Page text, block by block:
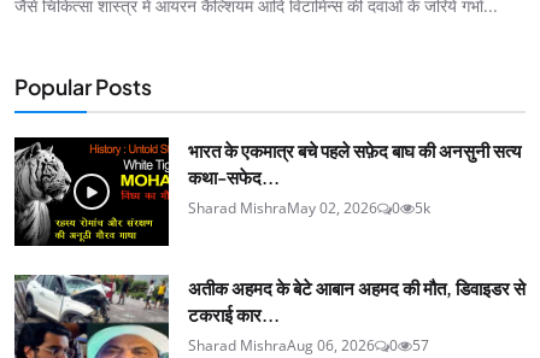
जैसे चिकित्सा शास्त्र में आयरन कैल्शियम आदि विटामिन्स की दवाओं के जरिये गर्भा...
Popular Posts
भारत के एकमात्र बचे पहले सफ़ेद बाघ की अनसुनी सत्य
कथा-सफेद...
Sharad MishraMay 02, 2026 0 5k
अतीक अहमद के बेटे आबान अहमद की मौत, डिवाइडर से
टकराई कार...
Sharad MishraAug 06, 2026 0 57